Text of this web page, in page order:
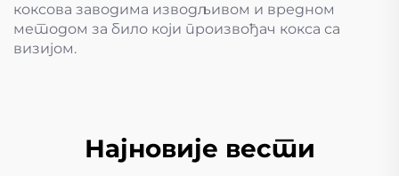
коксова заводима изводљивом и вредном
методом за било који произвођач кокса са
визијом.
Најновије вести